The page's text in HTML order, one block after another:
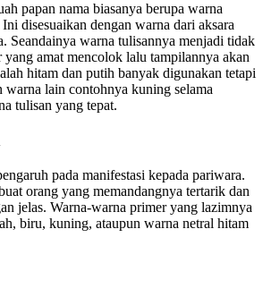
papan nama biasanya berupa warna
disesuaikan dengan warna dari aksara
Seandainya warna tulisannya menjadi tidak
yang amat mencolok lalu tampilannya akan
hitam dan putih banyak digunakan tetapi
warna lain contohnya kuning selama
tulisan yang tepat.
pada manifestasi kepada pariwara.
orang yang memandangnya tertarik dan
jelas. Warna-warna primer yang lazimnya
biru, kuning, ataupun warna netral hitam